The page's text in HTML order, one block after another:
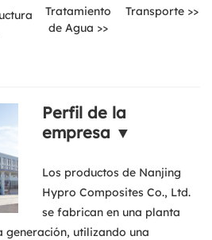
Tratamiento
de Agua >>
Transporte >>
Perfil de la
empresa ▼
Los productos de Nanjing
Hypro Composites Co., Ltd.
se fabrican en una planta
generación, utilizando una